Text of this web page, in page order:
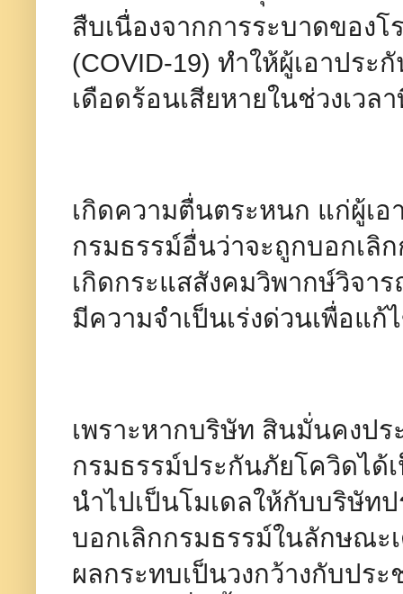
สืบเนื่องจากการระบาดของ
(COVID-19) ทำให้ผู้เอาปร
เดือดร้อนเสียหายในช่วงเวล
เกิดความตื่นตระหนก แก่ผู้เ
กรมธรรม์อื่นว่าจะถูกบอกเลิ
เกิดกระแสสังคมวิพากษ์วิจา
มีความจำเป็นเร่งด่วนเพื่อแ
เพราะหากบริษัท สินมั่นคงป
กรมธรรม์ประกันภัยโควิดได้
นำไปเป็นโมเดลให้กับบริษัท
บอกเลิกกรมธรรม์ในลักษณะ
ผลกระทบเป็นวงกว้างกับปร